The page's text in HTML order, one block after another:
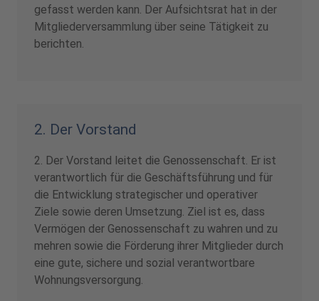
gefasst werden kann. Der Aufsichtsrat hat in der
Mitgliederversammlung über seine Tätigkeit zu
berichten.
2. Der Vorstand
2. Der Vorstand leitet die Genossenschaft. Er ist
verantwortlich für die Geschäftsführung und für
die Entwicklung strategischer und operativer
Ziele sowie deren Umsetzung. Ziel ist es, dass
Vermögen der Genossenschaft zu wahren und zu
mehren sowie die Förderung ihrer Mitglieder durch
eine gute, sichere und sozial verantwortbare
Wohnungsversorgung.